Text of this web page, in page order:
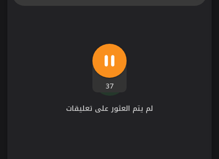
37
لم يتم العثور على تعليقات